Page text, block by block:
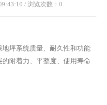
/ 浏览次数： 0
坪系统质量、耐久性和功能
附着力、平整度、使用寿命